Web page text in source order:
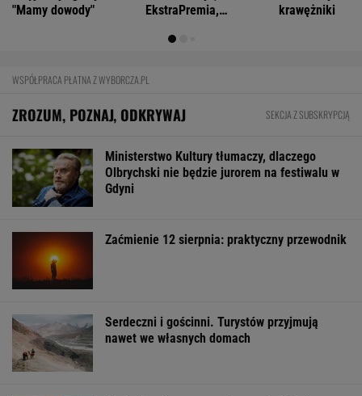
"Mamy dowody"
EkstraPremia,
LottoPlus, MiniLotto,
krawężniki
WSPÓŁPRACA PŁATNA Z WYBORCZA.PL
ZROZUM, POZNAJ, ODKRYWAJ SEKCJA Z SUBSKRYPCJĄ
Ministerstwo Kultury tłumaczy, dlaczego
Olbrychski nie będzie jurorem na festiwalu w
Gdyni
Zaćmienie 12 sierpnia: praktyczny przewodnik
Serdeczni i gościnni. Turystów przyjmują
nawet we własnych domach